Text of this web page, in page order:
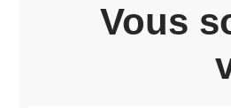
Vous